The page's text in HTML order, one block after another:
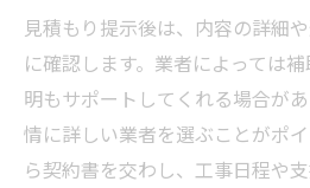
見積もり提示後は、内容の詳細
に確認します。業者によっては
明もサポートしてくれる場合が
情に詳しい業者を選ぶことがポ
ら契約書を交わし、工事日程や